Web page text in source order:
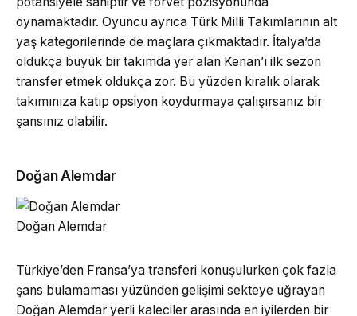
oynamaktadır. Oyuncu ayrıca Türk Milli Takımlarının alt
yaş kategorilerinde de maçlara çıkmaktadır. İtalya’da
oldukça büyük bir takımda yer alan Kenan’ı ilk sezon
transfer etmek oldukça zor. Bu yüzden kiralık olarak
takımınıza katıp opsiyon koydurmaya çalışırsanız bir
şansınız olabilir.
Doğan Alemdar
Doğan Alemdar
Türkiye’den Fransa’ya transferi konuşulurken çok fazla
şans bulamaması yüzünden gelişimi sekteye uğrayan
Doğan Alemdar yerli kaleciler arasında en iyilerden bir